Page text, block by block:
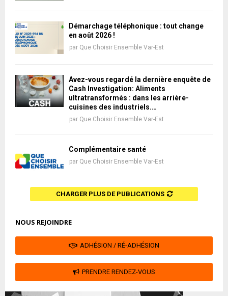
Démarchage téléphonique : tout change
en août 2026 !
par Que Choisir Ensemble Var-Est
Avez-vous regardé la dernière enquête de
Cash Investigation: Aliments
ultratransformés : dans les arrière-
cuisines des industriels.…
par Que Choisir Ensemble Var-Est
Complémentaire santé
par Que Choisir Ensemble Var-Est
CHARGER PLUS DE PUBLICATIONS
NOUS REJOINDRE
ADHÉSION / RÉ-ADHÉSION
PRENDRE RENDEZ-VOUS